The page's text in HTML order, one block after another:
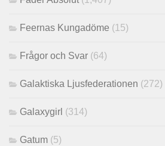
Feernas Kungadöme (15)
Frågor och Svar (64)
Galaktiska Ljusfederationen (272)
Galaxygirl (314)
Gatum (5)